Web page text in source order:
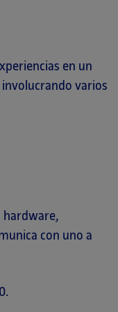
en un
varios
hardware,
con uno a